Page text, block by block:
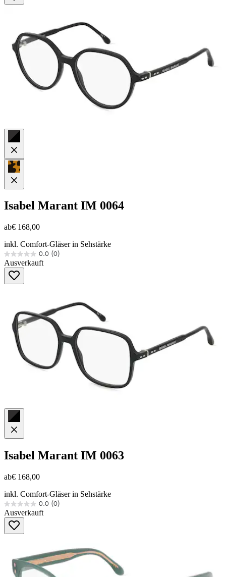
Sternen.
Isabel Marant IM 0064
ab€ 168,00
inkl. Comfort-Gläser in Sehstärke
0.0 (0)
0.0
von
Sternen.
Ausverkauft
Isabel Marant IM 0063
ab€ 168,00
inkl. Comfort-Gläser in Sehstärke
0.0 (0)
0.0
von
Sternen.
Ausverkauft